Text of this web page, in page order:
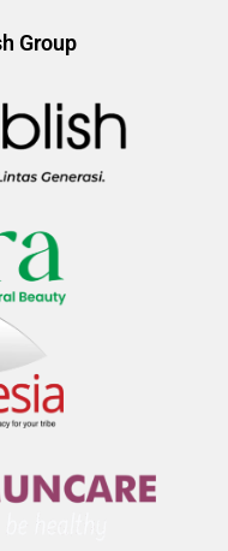
Group